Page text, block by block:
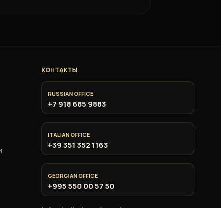
КОНТАКТЫ
RUSSIAN OFFICE
+7 918 685 9883
ITALIAN OFFICE
+39 351 352 1163
GEORGIAN OFFICE
+995 550 00 57 50